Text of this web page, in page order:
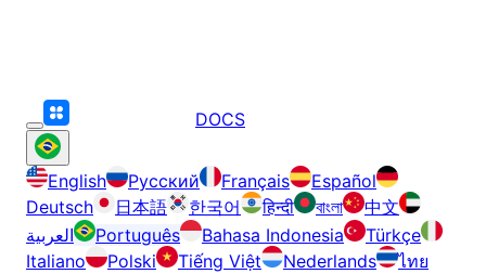
DOCS
English Русский Français
Español
Deutsch
日本語 한국어 हिन्दी বাংলা
中文
العربية
Português Bahasa Indonesia
Türkçe
Italiano
Polski Tiếng Việt Nederlands
ไทย